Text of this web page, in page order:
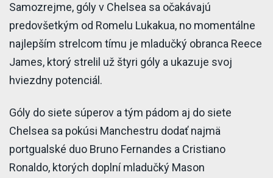
Samozrejme, góly v Chelsea sa očakávajú
predovšetkým od Romelu Lukakua, no momentálne
najlepším strelcom tímu je mladučký obranca Reece
James, ktorý strelil už štyri góly a ukazuje svoj
hviezdny potenciál.
Góly do siete súperov a tým pádom aj do siete
Chelsea sa pokúsi Manchestru dodať najmä
portgualské duo Bruno Fernandes a Cristiano
Ronaldo, ktorých doplní mladučký Mason